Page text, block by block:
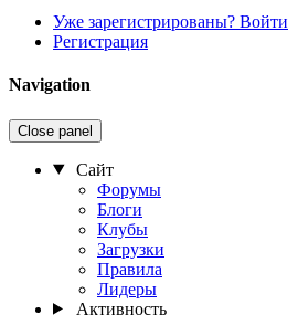
Уже зарегистрированы? Войти
Регистрация
Navigation
Close panel
Сайт
Форумы
Блоги
Клубы
Загрузки
Правила
Лидеры
Активность